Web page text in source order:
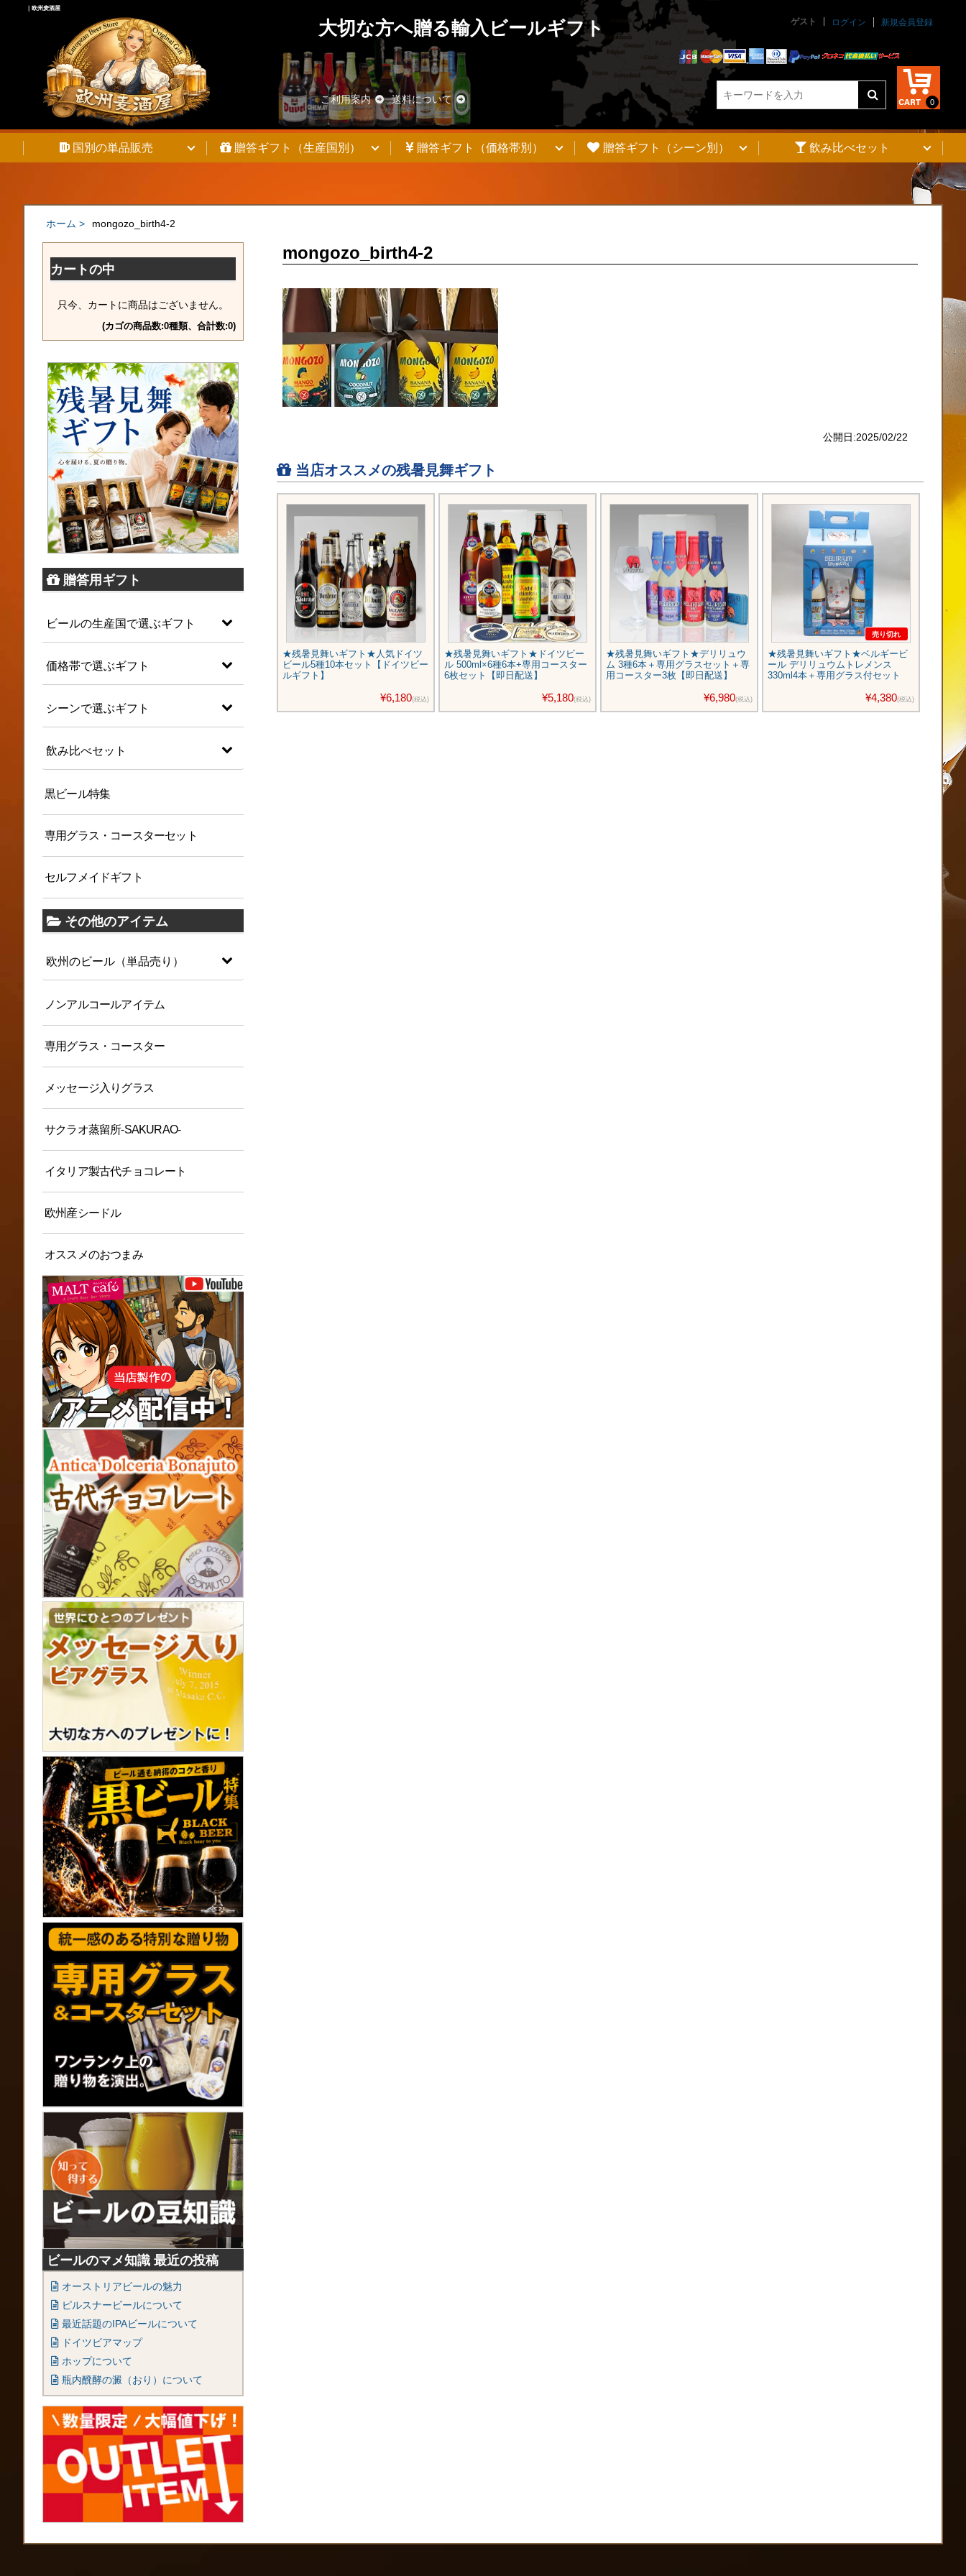
: Undefined array key 0 in /home/pixie262/chambeer.net/public_html/wp-content/themes/welcart_basic/functions.php on line845
: Attempt to read property "cat_name" on null in /home/pixie262/chambeer.net/public_html/wp-content/themes/welcart_basic/functions.phpon line845
｜欧州麦酒屋
大切な方へ贈る輸入ビールギフト ゲスト ログイン 新規会員登録
0
ご利用案内 送料について
国別の単品販売 贈答ギフト（生産国別） 贈答ギフト（価格帯別） 贈答ギフト（シーン別） 飲み比べセット
ホーム > mongozo_birth4-2
mongozo_birth4-2
公開日:2025/02/22
当店オススメの残暑見舞ギフト
ビール10種10本セット【即日配
送】
★残暑見舞いギフト★人気ドイツ
ビール5種10本セット【ドイツビー
ルギフト】
¥6,180(税込)
★残暑見舞いギフト★ドイツビー
ル 500ml×6種6本+専用コースター
6枚セット【即日配送】
¥5,180(税込)
★残暑見舞いギフト★デリリュウ
ム 3種6本＋専用グラスセット＋専
用コースター3枚【即日配送】
¥6,980(税込)
★残暑見舞いギフト★ベルギービ
ール デリリュウムトレメンス
330ml4本＋専用グラス付セット
¥4,380(税込)
売り切れ
★残暑
ツビー
カートの中
只今、カートに商品はございません。
(カゴの商品数:0種類、合計数:0)
贈答用ギフト
ビールの生産国で選ぶギフト
価格帯で選ぶギフト
シーンで選ぶギフト
飲み比べセット
黒ビール特集
専用グラス・コースターセット
セルフメイドギフト
その他のアイテム
欧州のビール（単品売り）
ノンアルコールアイテム
専用グラス・コースター
メッセージ入りグラス
サクラオ蒸留所-SAKURAO-
イタリア製古代チョコレート
欧州産シードル
オススメのおつまみ
ビールのマメ知識 最近の投稿
オーストリアビールの魅力
ピルスナービールについて
最近話題のIPAビールについて
ドイツビアマップ
ホップについて
瓶内醗酵の澱（おり）について